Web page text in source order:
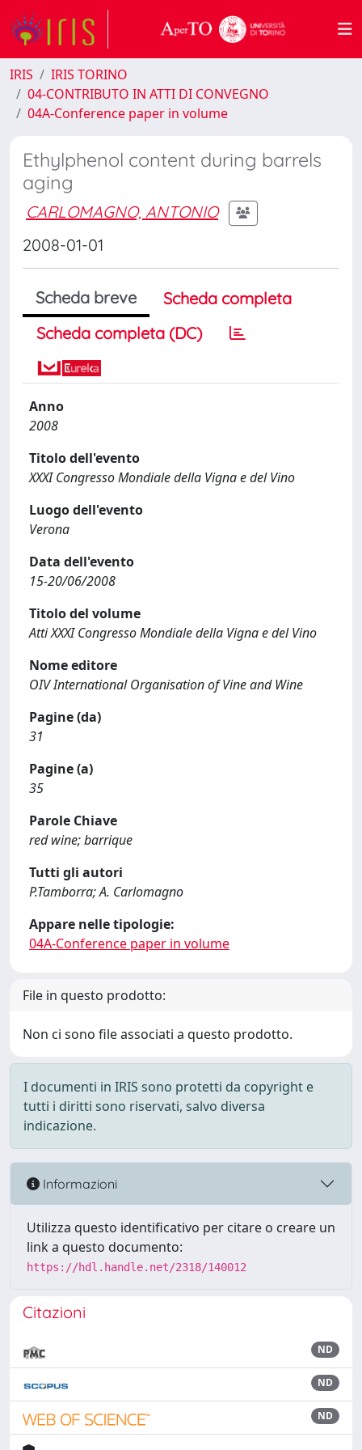
IRIS
IRIS TORINO
04-CONTRIBUTO IN ATTI DI CONVEGNO
04A-Conference paper in volume
Ethylphenol content during barrels
aging
CARLOMAGNO, ANTONIO
2008-01-01
Scheda breve
Scheda completa
Scheda completa (DC)
Anno
2008
Titolo dell'evento
XXXI Congresso Mondiale della Vigna e del Vino
Luogo dell'evento
Verona
Data dell'evento
15-20/06/2008
Titolo del volume
Atti XXXI Congresso Mondiale della Vigna e del Vino
Nome editore
OIV International Organisation of Vine and Wine
Pagine (da)
31
Pagine (a)
35
Parole Chiave
red wine; barrique
Tutti gli autori
P.Tamborra; A. Carlomagno
Appare nelle tipologie:
04A-Conference paper in volume
File in questo prodotto:
Non ci sono file associati a questo prodotto.
I documenti in IRIS sono protetti da copyright e
tutti i diritti sono riservati, salvo diversa
indicazione.
Informazioni
Utilizza questo identificativo per citare o creare un
link a questo documento:
https://hdl.handle.net/2318/140012
Citazioni
ND
ND
ND